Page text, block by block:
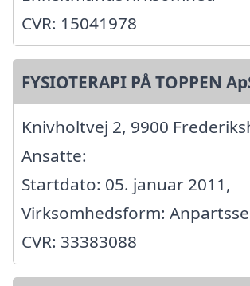
CVR: 15041978
FYSIOTERAPI PÅ TOPPEN
Knivholtvej 2, 9900
Ansatte:
Startdato: 05. januar 2011,
Virksomhedsform:
CVR: 33383088